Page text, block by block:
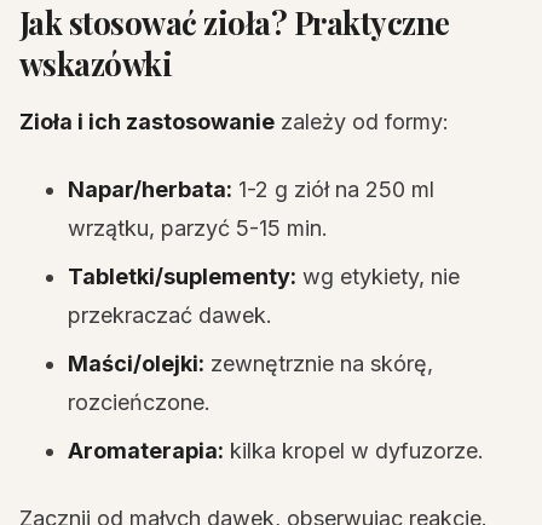
Jak stosować zioła? Praktyczne
wskazówki
Zioła i ich zastosowanie zależy od formy:
Napar/herbata: 1-2 g ziół na 250 ml
wrzątku, parzyć 5-15 min.
Tabletki/suplementy: wg etykiety, nie
przekraczać dawek.
Maści/olejki: zewnętrznie na skórę,
rozcieńczone.
Aromaterapia: kilka kropel w dyfuzorze.
Zacznij od małych dawek, obserwując reakcje.